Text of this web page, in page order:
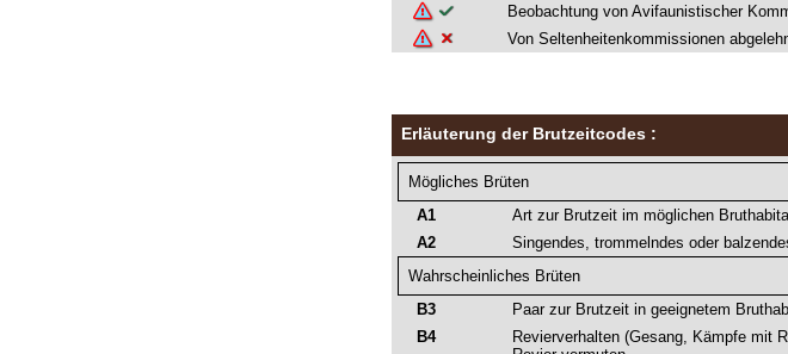
Beobachtung von Avifaunistischer
Von Seltenheitenkommissionen
Erläuterung der Brutzeitcodes :
Mögliches Brüten
A1
Art zur Brutzeit im möglichen
A2
Singendes, trommelndes oder
Wahrscheinliches Brüten
B3
Paar zur Brutzeit in geeignetem
B4
Revierverhalten (Gesang, Kämpfe mit